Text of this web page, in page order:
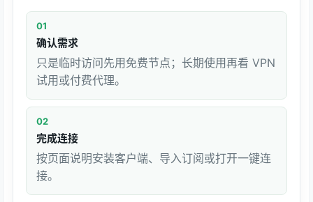
01
确认需求
只是临时访问先用免费节点；长期使用再看 VPN
试用或付费代理。
02
完成连接
按页面说明安装客户端、导入订阅或打开一键连
接。